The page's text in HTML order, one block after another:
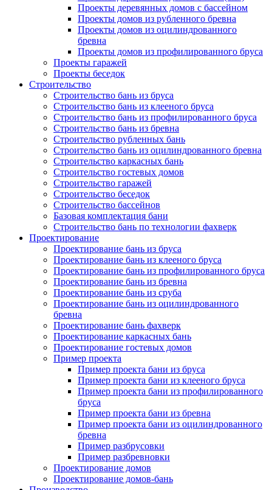
Проекты деревянных домов с бассейном
Проекты домов из рубленного бревна
Проекты домов из оцилиндрованного
бревна
Проекты домов из профилированного бруса
Проекты гаражей
Проекты беседок
Строительство
Строительство бань из бруса
Строительство бань из клееного бруса
Строительство бань из профилированного бруса
Строительство бань из бревна
Строительство рубленных бань
Строительство бань из оцилиндрованного бревна
Строительство каркасных бань
Строительство гостевых домов
Строительство гаражей
Строительство беседок
Строительство бассейнов
Базовая комплектация бани
Строительство бань по технологии фахверк
Проектирование
Проектирование бань из бруса
Проектирование бань из клееного бруса
Проектирование бань из профилированного бруса
Проектирование бань из бревна
Проектирование бань из сруба
Проектирование бань из оцилиндрованного
бревна
Проектирование бань фахверк
Проектирование каркасных бань
Проектирование гостевых домов
Пример проекта
Пример проекта бани из бруса
Пример проекта бани из клееного бруса
Пример проекта бани из профилированного
бруса
Пример проекта бани из бревна
Пример проекта бани из оцилиндрованного
бревна
Пример разбрусовки
Пример разбревновки
Проектирование домов
Проектирование домов-бань